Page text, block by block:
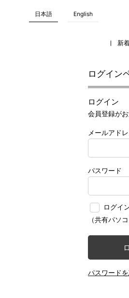
日本語 English
新
ログイン
ログイン
会員登録が
メールアド
パスワード
ログイ
（共有パソ
パスワード